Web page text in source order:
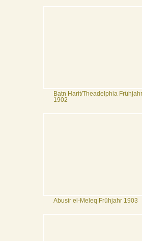
Batn Harit/Theadelphia Frühjahr
1902
Abusir el-Meleq Frühjahr 1903